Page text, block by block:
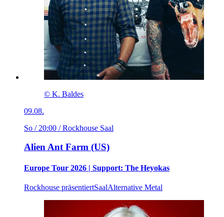
© K. Baldes
09.08.
So / 20:00 / Rockhouse Saal
Alien Ant Farm (US)
Europe Tour 2026 | Support: The Heyokas
Rockhouse präsentiertSaalAlternative Metal